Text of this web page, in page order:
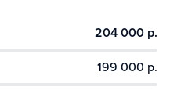
204 000 р.
199 000 р.